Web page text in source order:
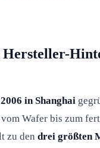
2006 in Shanghai
Wafer bis zum
zu den drei größten